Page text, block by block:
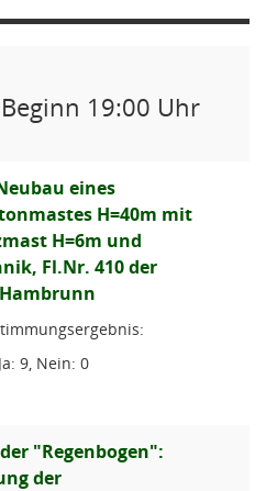
19:00 Uhr
eines
H=40m mit
H=6m und
Fl.Nr. 410 der
Ja: 9, Nein: 0
"Regenbogen":
der